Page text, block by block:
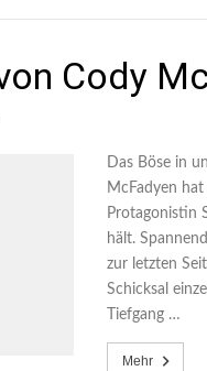
Cody
Das Böse in
McFadyen
Protagonistin
hält.
zur letzten
Schicksal
Tiefgang …
Mehr